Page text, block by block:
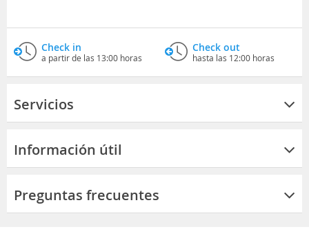
Check in
a partir de las 13:00 horas
Check out
hasta las 12:00 horas
Servicios
Información útil
Preguntas frecuentes